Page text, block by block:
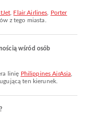
Flair Airlines
Porter
z tego miasta.
wśród osób
linię Philippines AirAsia
ten kierunek.